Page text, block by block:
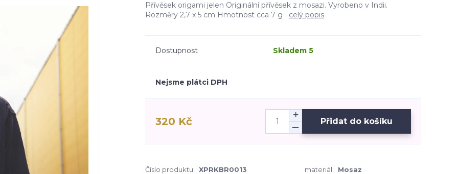
Přívěsek origami jelen Originální přívěsek z mosazi. Vyrobeno v Indii.
Rozměry 2,7 x 5 cm Hmotnost cca 7 g celý popis
Dostupnost Skladem 5
Nejsme plátci DPH
320 Kč Přidat do košíku
Číslo produktu: XPRKBR0013 materiál: Mosaz